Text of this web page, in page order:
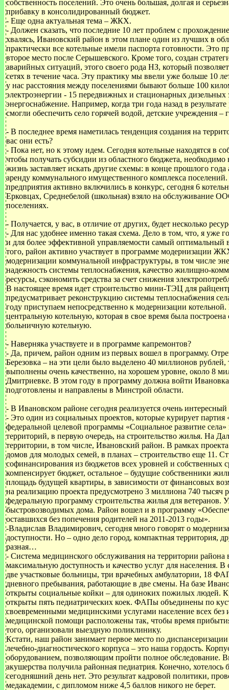
собственность поселений. Это очень большая, долгая и
прибавку в консолидированный бюджет.
- Еще одна актуальная тема – ЖКХ.
- Должен сказать, что последние 10 лет проблем с
хвалясь, Ивановский район в этом плане один из лучших в
практически все котельные имели паспорта готовности. Это
второе место после Серышевского. Кроме того, создан
аварийных ситуаций, этого своего рода НЗ, который
сетях в течение часа. Эту практику мы ввели уже больше 10
у нас расстояния между поселениями бывают больше 100
электроэнергии - 15 передвижных и стационарных дизельных
энергоснабжение. Например, когда три года назад в
смогли обеспечить село горячей водой, детские учреждения –
- В последнее время наметилась тенденция создания на
вас они есть?
- Пока нет, но к этому идем. Сегодня котельные находятся в
чтобы получать субсидии из областного бюджета,
жизнь заставляет искать другие схемы: в конце прошлого
аренду коммунального имущественного комплекса
предприятия активно включились в конкурс, сегодня 6
Ерковцах, Среднебелой (школьная) взяло на обслуживание
поселениях.
- Получается, у вас, в отличие от других, будет несколько
- Для нас удобнее именно такая схема. Дело в том, что, я уже
и для более эффективной управляемости самый оптимальный
того, район активно участвует в программе модернизации
модернизации коммунальной инфраструктуры, в том числе
надежность системы теплоснабжения, качество жилищно-
ресурсы, сэкономить средства за счет снижения
В настоящее время идет строительство мини-ТЭЦ для
предусматривает реконструкцию системы теплоснабжения
году приступаем непосредственно к модернизации
центральную котельную, которая в свое время была
больничную котельную.
- Наверняка участвуете и в программе капремонтов?
- Да, причем, район одним из первых вошел в программу.
Березовка – на эти цели было выделено 40 миллионов
выполнены очень качественно, на хорошем уровне, около 8
Дмитриевке. В этом году в программу должна войти
подготовлены и направлены в Минстрой области.
- В Ивановском районе сегодня реализуется очень
- Это один из социальных проектов, которые курирует партия
федеральной целевой программы «Социальное развитие
территорий, в первую очередь, на строительство жилья. На
территории, в том числе, Ивановский район. В рамках
домов для молодых семей, в планах – строительство еще 11.
софинансирования из бюджетов всех уровней и собственных
компенсирует бюджет, остальное – будущие собственники
площадь будущей квартиры, в зависимости от финансовых
на реализацию проекта предусмотрено 3 миллиона 740
федеральную программу строительства жилья для
быстровозводимых дома. Район вошел и в программу
оставшихся без попечения родителей на 2011-2013 годы».
-Владислав Владимирович, сегодня много говорят о
доступности. Но – одно дело город, компактная территория,
разная…
- Система медицинского обслуживания на территории района
максимальную доступность и качество услуг для населения.
две участковые больницы, три врачебных амбулатории, 18
дневного пребывания, работающие в две смены. На базе
открыты социальные койки – для одиноких пожилых людей.
открыты пять педиатрических коек. ФАПы объединены по
своевременными медицинскими услугами население всех
медицинской помощи расположены так, чтобы время
того, организовали выездную поликлинику.
Кстати, наш район занимает первое место по
лечебно-диагностического корпуса – это наша гордость.
оборудованием, позволяющим пройти полное обследование.
акушерства получила районная педиатрия. Конечно,
сегодняшний день нет. Это результат кадровой политики,
медакадемии, с дипломом ниже 4,5 баллов никого не берет.